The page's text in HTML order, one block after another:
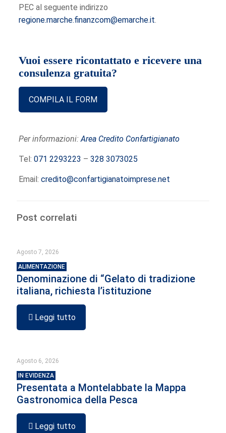
PEC al seguente indirizzo
regione.marche.finanzcom@emarche.it.
Vuoi essere ricontattato e ricevere una
consulenza gratuita?
COMPILA IL FORM
Per informazioni:Area Credito Confartigianato
Tel: 071 2293223 – 328 3073025
Email: credito@confartigianatoimprese.net
Post correlati
Agosto 7, 2026
ALIMENTAZIONE
Denominazione di “Gelato di tradizione
italiana, richiesta l’istituzione
Leggi tutto
Agosto 6, 2026
IN EVIDENZA
Presentata a Montelabbate la Mappa
Gastronomica della Pesca
Leggi tutto